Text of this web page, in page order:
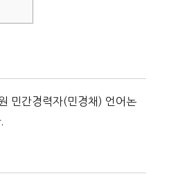
민간경력자(민경채) 언어논